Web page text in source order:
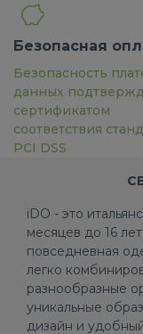
Безопасная
Безопасность
данных
сертификатом
соответствия
PCI DSS
iDO - это
месяцев до 16
повседневная
легко
разнообразные
уникальные
дизайн и